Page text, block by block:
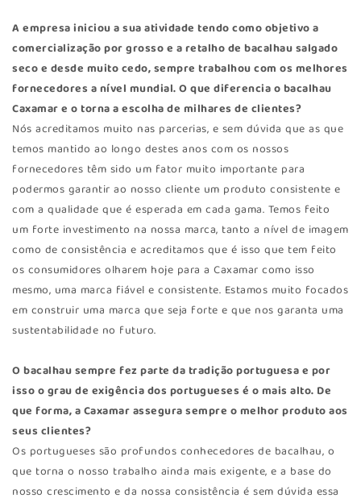
A empresa iniciou a sua atividade tendo como objetivo a
comercialização por grosso e a retalho de bacalhau salgado
seco e desde muito cedo, sempre trabalhou com os melhores
fornecedores a nível mundial. O que diferencia o bacalhau
Caxamar e o torna a escolha de milhares de clientes?
Nós acreditamos muito nas parcerias, e sem dúvida que as que
temos mantido ao longo destes anos com os nossos
fornecedores têm sido um fator muito importante para
podermos garantir ao nosso cliente um produto consistente e
com a qualidade que é esperada em cada gama. Temos feito
um forte investimento na nossa marca, tanto a nível de imagem
como de consistência e acreditamos que é isso que tem feito
os consumidores olharem hoje para a Caxamar como isso
mesmo, uma marca fiável e consistente. Estamos muito focados
em construir uma marca que seja forte e que nos garanta uma
sustentabilidade no futuro.
O bacalhau sempre fez parte da tradição portuguesa e por
isso o grau de exigência dos portugueses é o mais alto. De
que forma, a Caxamar assegura sempre o melhor produto aos
seus clientes?
Os portugueses são profundos conhecedores de bacalhau, o
que torna o nosso trabalho ainda mais exigente, e a base do
nosso crescimento e da nossa consistência é sem dúvida essa